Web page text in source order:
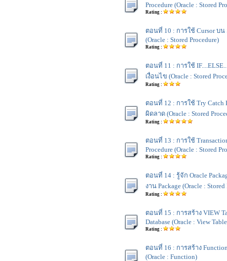
Procedure (Oracle : Stored
Rating :
ตอนที่ 10 : การใช้ Cursor บน
(Oracle : Stored Procedure)
Rating :
ตอนที่ 11 : การใช้
เงื่อนไข (Oracle : Stored
Rating :
ตอนที่ 12 : การใช้ Try
ผิดลาด (Oracle : Stored
Rating :
ตอนที่ 13 : การใช้
Procedure (Oracle : Stored
Rating :
ตอนที่ 14 : รู้จัก Oracle
งาน Package (Oracle : Stored
Rating :
ตอนที่ 15 : การสร้าง VIEW
Database (Oracle : View
Rating :
ตอนที่ 16 : การสร้าง
(Oracle : Function)